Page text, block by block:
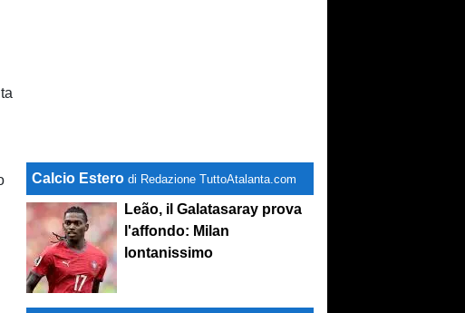
Calcio Estero di Redazione TuttoAtalanta.com
Leão, il Galatasaray prova
l'affondo: Milan
lontanissimo